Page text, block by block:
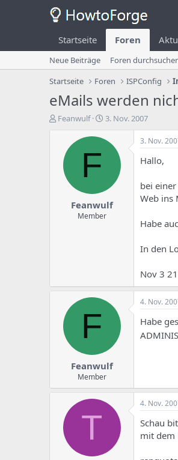
Startseite Foren
Neue Beiträge
Foren
Startseite
Foren ISPConfig
eMails werden
E
a
Feanwulf
E
s
u
n
g
3. Nov. 2007
F
Feanwulf
Member
3. Nov.
Hallo,
bei
Web ins
Habe
In den
Nov 3
F
Feanwulf
Member
4. Nov.
Habe
T
4. Nov.
Schau
mit dem